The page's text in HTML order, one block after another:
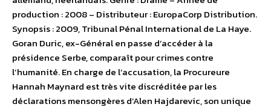
production : 2008 – Distributeur : EuropaCorp Distribution.
Synopsis : 2009, Tribunal Pénal International de La Haye.
Goran Duric, ex-Général en passe d’accéder à la
présidence Serbe, comparaît pour crimes contre
l’humanité. En charge de l’accusation, la Procureure
Hannah Maynard est très vite discréditée par les
déclarations mensongères d’Alen Hajdarevic, son unique